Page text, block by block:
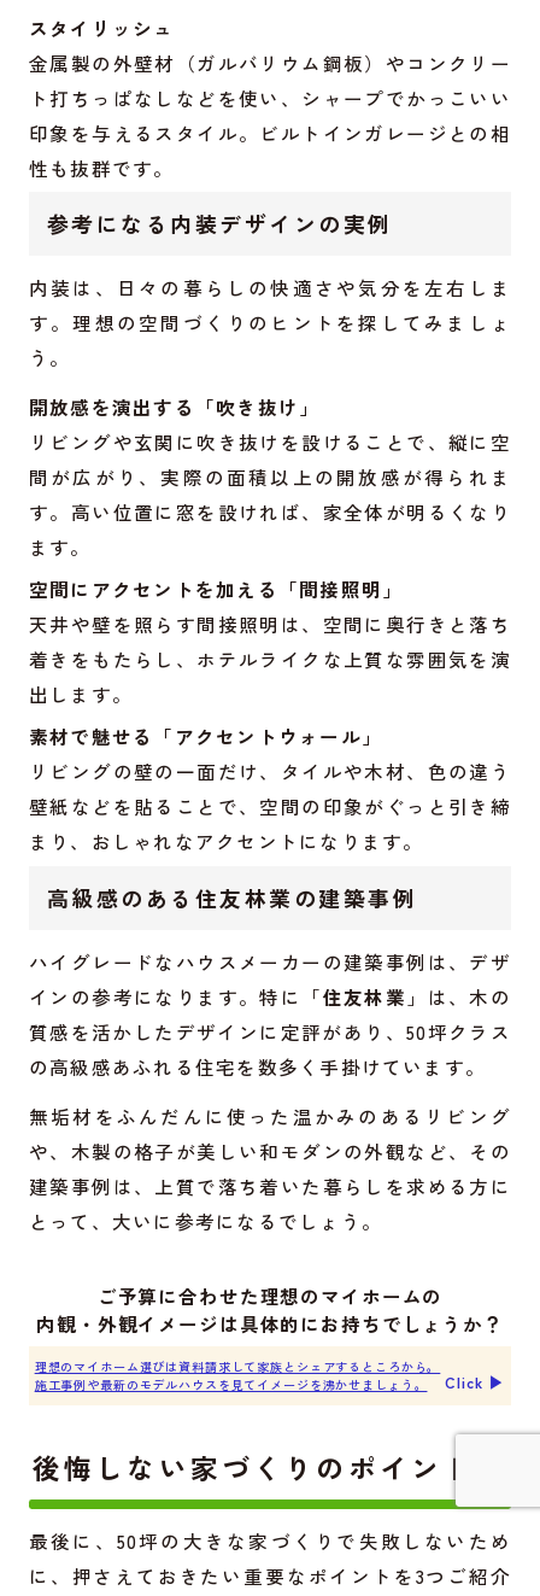
スタイリッシュ
金属製の外壁材（ガルバリウム鋼板）やコンクリー
ト打ちっぱなしなどを使い、シャープでかっこいい
印象を与えるスタイル。ビルトインガレージとの相
性も抜群です。
参考になる内装デザインの実例
内装は、日々の暮らしの快適さや気分を左右しま
す。理想の空間づくりのヒントを探してみましょ
う。
開放感を演出する「吹き抜け」
リビングや玄関に吹き抜けを設けることで、縦に空
間が広がり、実際の面積以上の開放感が得られま
す。高い位置に窓を設ければ、家全体が明るくなり
ます。
空間にアクセントを加える「間接照明」
天井や壁を照らす間接照明は、空間に奥行きと落ち
着きをもたらし、ホテルライクな上質な雰囲気を演
出します。
素材で魅せる「アクセントウォール」
リビングの壁の一面だけ、タイルや木材、色の違う
壁紙などを貼ることで、空間の印象がぐっと引き締
まり、おしゃれなアクセントになります。
高級感のある住友林業の建築事例
ハイグレードなハウスメーカーの建築事例は、デザ
インの参考になります。特に「住友林業 」は、木の
質感を活かしたデザインに定評があり、50坪クラス
の高級感あふれる住宅を数多く手掛けています。
無垢材をふんだんに使った温かみのあるリビング
や、木製の格子が美しい和モダンの外観など、その
建築事例は、上質で落ち着いた暮らしを求める方に
とって、大いに参考になるでしょう。
ご予算に合わせた理想のマイホームの
内観・外観イメージは具体的にお持ちでしょうか？
理想のマイホーム選びは資料請求して家族とシェアするところから。
施工事例や最新のモデルハウスを見てイメージを沸かせましょう。
Click ▶︎
後悔しない家づくりのポイント
最後に、50坪の大きな家づくりで失敗しないため
に、押さえておきたい重要なポイントを3つご紹介
詳しく見てみる